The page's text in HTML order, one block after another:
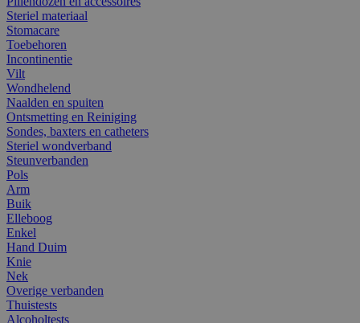
Steriel materiaal
Stomacare
Toebehoren
Incontinentie
Vilt
Wondhelend
Naalden en spuiten
Ontsmetting en Reiniging
Sondes, baxters en catheters
Steriel wondverband
Steunverbanden
Pols
Arm
Buik
Elleboog
Enkel
Hand Duim
Knie
Nek
Overige verbanden
Thuistests
Alcoholtests